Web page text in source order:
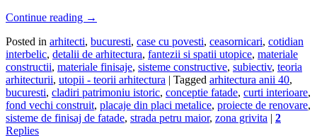
Continue reading →
Posted in arhitecti, bucuresti, case cu povesti, ceasornicari, cotidian
interbelic, detalii de arhitectura, fantezii si spatii utopice, materiale
constructii, materiale finisaje, sisteme constructive, subiectiv, teoria
arhitecturii, utopii - teorii arhitectura | Tagged arhitectura anii 40,
bucuresti, cladiri patrimoniu istoric, conceptie fatade, curti interioare,
fond vechi construit, placaje din placi metalice, proiecte de renovare,
sisteme de finisaj de fatade, strada petru maior, zona grivita | 2
Replies